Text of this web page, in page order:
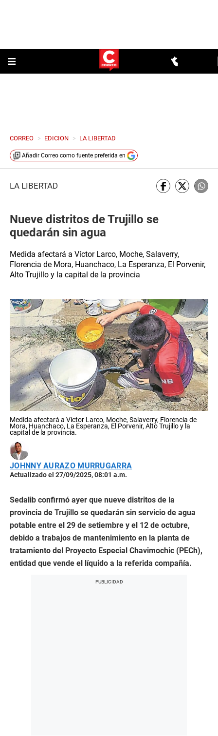
CORREO > EDICION > LA LIBERTAD
Añadir Correo como fuente preferida en
LA LIBERTAD
Nueve distritos de Trujillo se
quedarán sin agua
Medida afectará a Víctor Larco, Moche, Salaverry,
Florencia de Mora, Huanchaco, La Esperanza, El Porvenir,
Alto Trujillo y la capital de la provincia
Medida afectará a Víctor Larco, Moche, Salaverry, Florencia de
Mora, Huanchaco, La Esperanza, El Porvenir, Alto Trujillo y la
capital de la provincia.
JOHNNY AURAZO MURRUGARRA
Actualizado el 27/09/2025, 08:01 a.m.
Sedalib confirmó ayer que nueve distritos de la
provincia de Trujillo se quedarán sin servicio de agua
potable entre el 29 de setiembre y el 12 de octubre,
debido a trabajos de mantenimiento en la planta de
tratamiento del Proyecto Especial Chavimochic (PECh),
entidad que vende el líquido a la referida compañía.